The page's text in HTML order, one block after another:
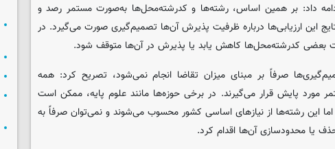
داد: بر همین اساس، رشته‌ها و کدرشته‌محل‌ها به‌صورت مستمر رصد و
این ارزیابی‌ها درباره ظرفیت پذیرش آن‌ها تصمیم‌گیری صورت می‌گیرد. در
بعضی کدرشته‌محل‌ها کاهش یابد یا پذیرش در آن‌ها متوقف شود.
صرفاً بر مبنای میزان تقاضا انجام نمی‌شود، تصریح کرد: همه
مورد پایش قرار می‌گیرند. در برخی حوزه‌ها مانند علوم پایه، ممکن است
اما این رشته‌ها از نیازهای اساسی کشور محسوب می‌شوند و نمی‌توان صرفاً به
یا محدودسازی آن‌ها اقدام کرد.